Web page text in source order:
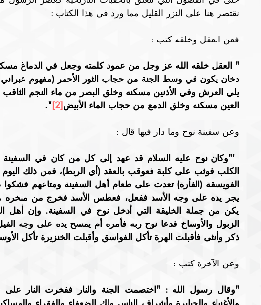
نقتصر هنا على النزر القليل مما ورد في هذا الكتاب :
فعن العقل وخلقه كتب :
" العقل خلقه الله عز وجل من عمود كلمته وجعل في الدماغ
دخان يكون في وسط الجنة من حجاب الثور الأحمر (مفهوم عبراني
يلي العرش وفي الأذنين مسكنه وخلق البصر من ماء النجم
العين مسكنه وخلق الدمع من حجاب الماء الأبيض[2]
".
وعن سفينة نوح وما دار فيها قال :
ذكر وأنثى فأقبلت الهرة تأكل الفواسق وأقبلت الخنزيرة تأكل
وعن الآخرة كتب :